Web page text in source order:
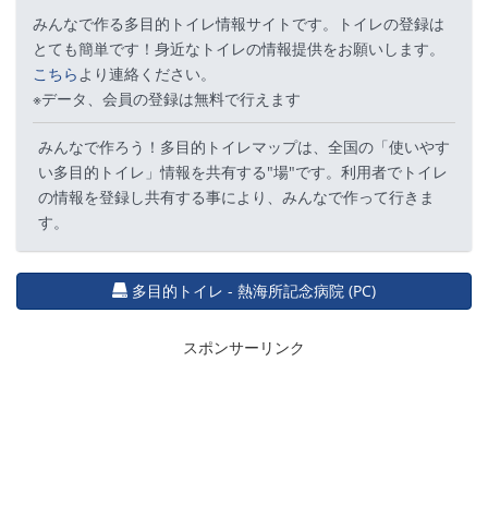
みんなで作る多目的トイレ情報サイトです。トイレの登録は
とても簡単です！身近なトイレの情報提供をお願いします。
こちらより連絡ください。
※データ、会員の登録は無料で行えます
みんなで作ろう！多目的トイレマップは、全国の「使いやす
い多目的トイレ」情報を共有する"場"です。利用者でトイレ
の情報を登録し共有する事により、みんなで作って行きま
す。
多目的トイレ - 熱海所記念病院 (PC)
スポンサーリンク